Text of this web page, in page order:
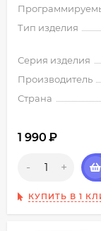
Тип изделия
Серия изделия
Производитель
Страна
1 990 ₽
- +
КУПИТЬ В 1